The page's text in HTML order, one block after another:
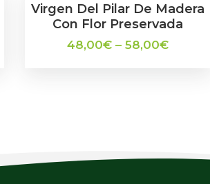
Virgen Del Pilar De Madera
Con Flor Preservada
48,00€ –58,00€